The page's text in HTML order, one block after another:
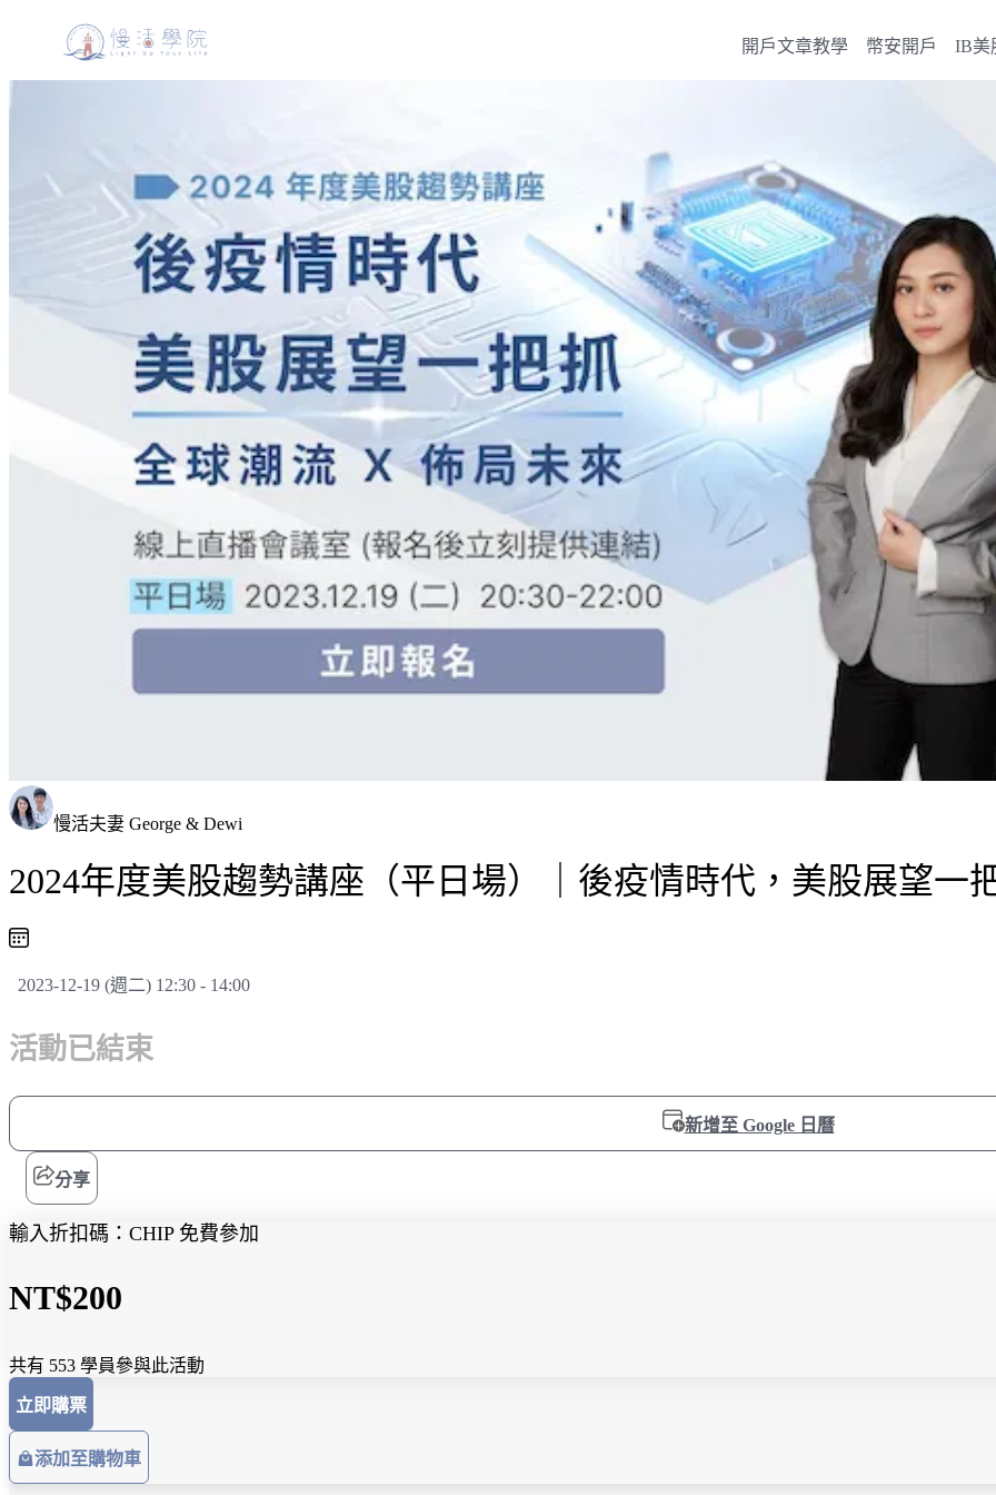
開戶文章教學 幣安開戶 IB美
慢活夫妻 George & Dewi
2024年度美股趨勢講座（平日場）｜後疫情時代，美股展望一
2023-12-19 (週二) 12:30 - 14:00
活動已結束
新增至 Google 日曆
分享
輸入折扣碼：CHIP 免費參加
NT$200
共有 553 學員參與此活動
立即購票
添加至購物車